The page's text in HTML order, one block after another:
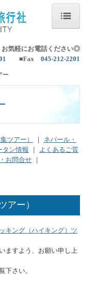
お気軽にお電話ください◎
■Fax 045-212-2201
ー
ツアー） ｜ ネパール・
タン情報 ｜
よくあるご質
お問合せ ｜
アー）
キング（ハイキング）ツ
ますよう、お願い申し上
下さい。